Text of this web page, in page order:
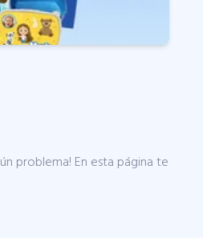
problema! En esta página te